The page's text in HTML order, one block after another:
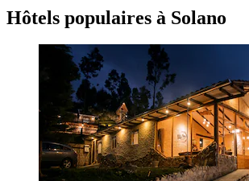
Hôtels populaires à Solano